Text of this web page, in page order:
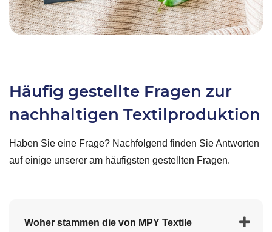
Häufig gestellte Fragen zur
nachhaltigen Textilproduktion
Haben Sie eine Frage? Nachfolgend finden Sie Antworten
auf einige unserer am häufigsten gestellten Fragen.
Woher stammen die von MPY Textile